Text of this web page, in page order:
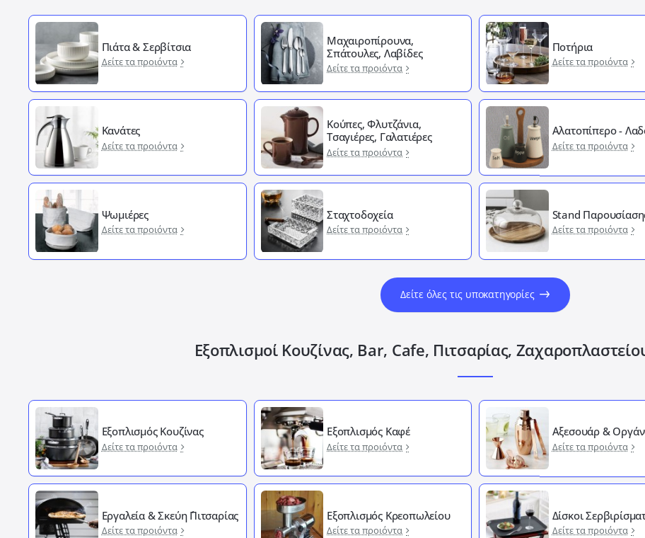
Πιάτα & Σερβίτσια
Δείτε τα προιόντα
Μαχαιροπίρουνα,
Σπάτουλες, Λαβίδες
Δείτε τα προιόντα
Ποτήρια
Δείτε τα προιόντα
Κανάτες
Δείτε τα προιόντα
Κούπες, Φλυτζάνια,
Τσαγιέρες, Γαλατιέρες
Δείτε τα προιόντα
Αλατοπίπερο -
Δείτε τα προιόντα
Ψωμιέρες
Δείτε τα προιόντα
Σταχτοδοχεία
Δείτε τα προιόντα
Stand
Δείτε τα προιόντα
Δείτε όλες τις υποκατηγορίες
Εξοπλισμοί Κουζίνας, Bar, Cafe, Πιτσαρίας,
Εξοπλισμός Κουζίνας
Δείτε τα προιόντα
Εξοπλισμός Καφέ
Δείτε τα προιόντα
Αξεσουάρ &
Δείτε τα προιόντα
Εργαλεία & Σκεύη ΄Πιτσαρίας
Δείτε τα προιόντα
Εξοπλισμός Κρεοπωλείου
Δείτε τα προιόντα
Δίσκοι
Δείτε τα προιόντα